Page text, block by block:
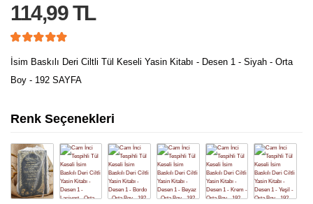
114,99 TL
İsim Baskılı Deri Ciltli Tül Keseli Yasin Kitabı - Desen 1 - Siyah - Orta
Boy - 192 SAYFA
Renk Seçenekleri